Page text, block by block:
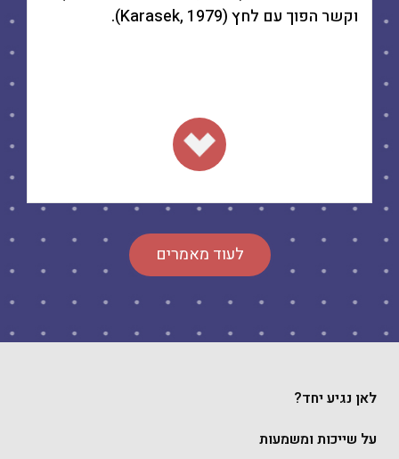
וקשר הפוך עם לחץ (Karasek, 1979).
לעוד מאמרים
לאן נגיע יחד?
על שייכות ומשמעות